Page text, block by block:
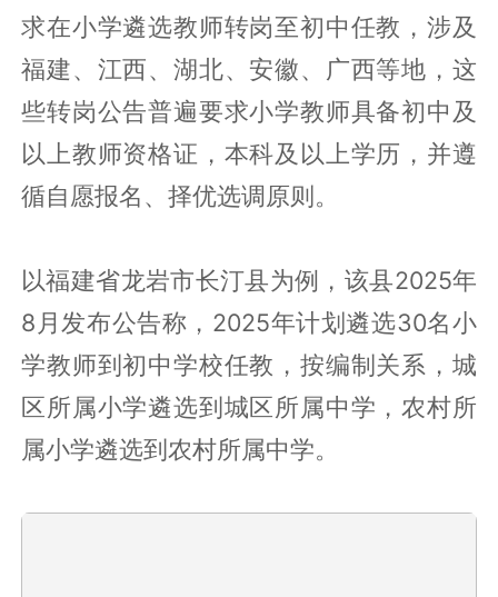
求在小学遴选教师转岗至初中任教，涉及
福建、江西、湖北、安徽、广西等地，这
些转岗公告普遍要求小学教师具备初中及
以上教师资格证，本科及以上学历，并遵
循自愿报名、择优选调原则。
以福建省龙岩市长汀县为例，该县2025年
8月发布公告称，2025年计划遴选30名小
学教师到初中学校任教，按编制关系，城
区所属小学遴选到城区所属中学，农村所
属小学遴选到农村所属中学。